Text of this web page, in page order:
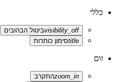
כללי
visibility_offביטול הבהובים
titleסימון כותרות
זום
zoom_inהתקרב